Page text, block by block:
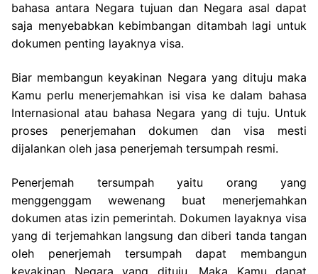
bahasa antara Negara tujuan dan Negara asal dapat
saja menyebabkan kebimbangan ditambah lagi untuk
dokumen penting layaknya visa.
Biar membangun keyakinan Negara yang dituju maka
Kamu perlu menerjemahkan isi visa ke dalam bahasa
Internasional atau bahasa Negara yang di tuju. Untuk
proses penerjemahan dokumen dan visa mesti
dijalankan oleh jasa penerjemah tersumpah resmi.
Penerjemah tersumpah yaitu orang yang
menggenggam wewenang buat menerjemahkan
dokumen atas izin pemerintah. Dokumen layaknya visa
yang di terjemahkan langsung dan diberi tanda tangan
oleh penerjemah tersumpah dapat membangun
keyakinan Negara yang dituju. Maka Kamu dapat